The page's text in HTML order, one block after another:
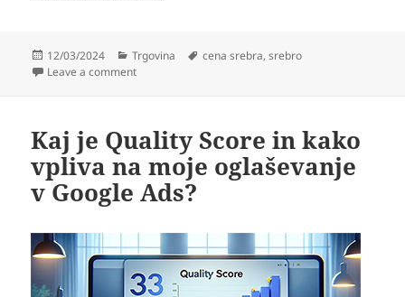
Posted
on
12/03/2024 Categories
Trgovina Tags
cena srebra,srebro
Leave a commenton Kako cena srebra vpliva na svetovno
Kaj je Quality Score in kako
vpliva na moje oglaševanje
v Google Ads?